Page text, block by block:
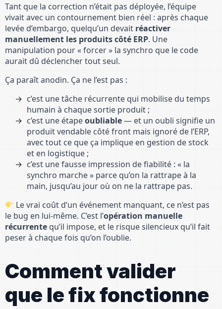
Tant que la correction n’était pas déployée, l’équipe
vivait avec un contournement bien réel : après chaque
levée d’embargo, quelqu’un devait réactiver
manuellement les produits côté ERP. Une
manipulation pour « forcer » la synchro que le code
aurait dû déclencher tout seul.
Ça paraît anodin. Ça ne l’est pas :
c’est une tâche récurrente qui mobilise du temps
humain à chaque sortie produit ;
c’est une étapeoubliable— et un oubli signifie un
produit vendable côté front mais ignoré de l’ERP,
avec tout ce que ça implique en gestion de stock
et en logistique ;
c’est une fausse impression de fiabilité : « la
synchro marche » parce qu’on la rattrape à la
main, jusqu’au jour où on ne la rattrape pas.
Le vrai coût d’un événement manquant, ce n’est pas
le bug en lui-même. C’est l’opération manuelle
récurrentequ’il impose, et le risque silencieux qu’il fait
peser à chaque fois qu’on l’oublie.
Comment valider
que le fix fonctionne